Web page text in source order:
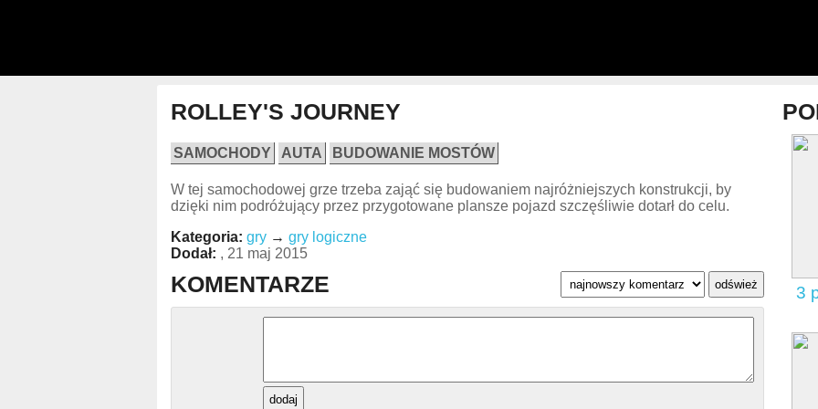
ROLLEY'S JOURNEY
SAMOCHODY AUTA BUDOWANIE MOSTÓW
W tej samochodowej grze trzeba zająć się budowaniem najróżniejszych konstrukcji, by
dzięki nim podróżujący przez przygotowane plansze pojazd szczęśliwie dotarł do celu.
Kategoria: gry → gry logiczne
Dodał: , 21 maj 2015
KOMENTARZE
3